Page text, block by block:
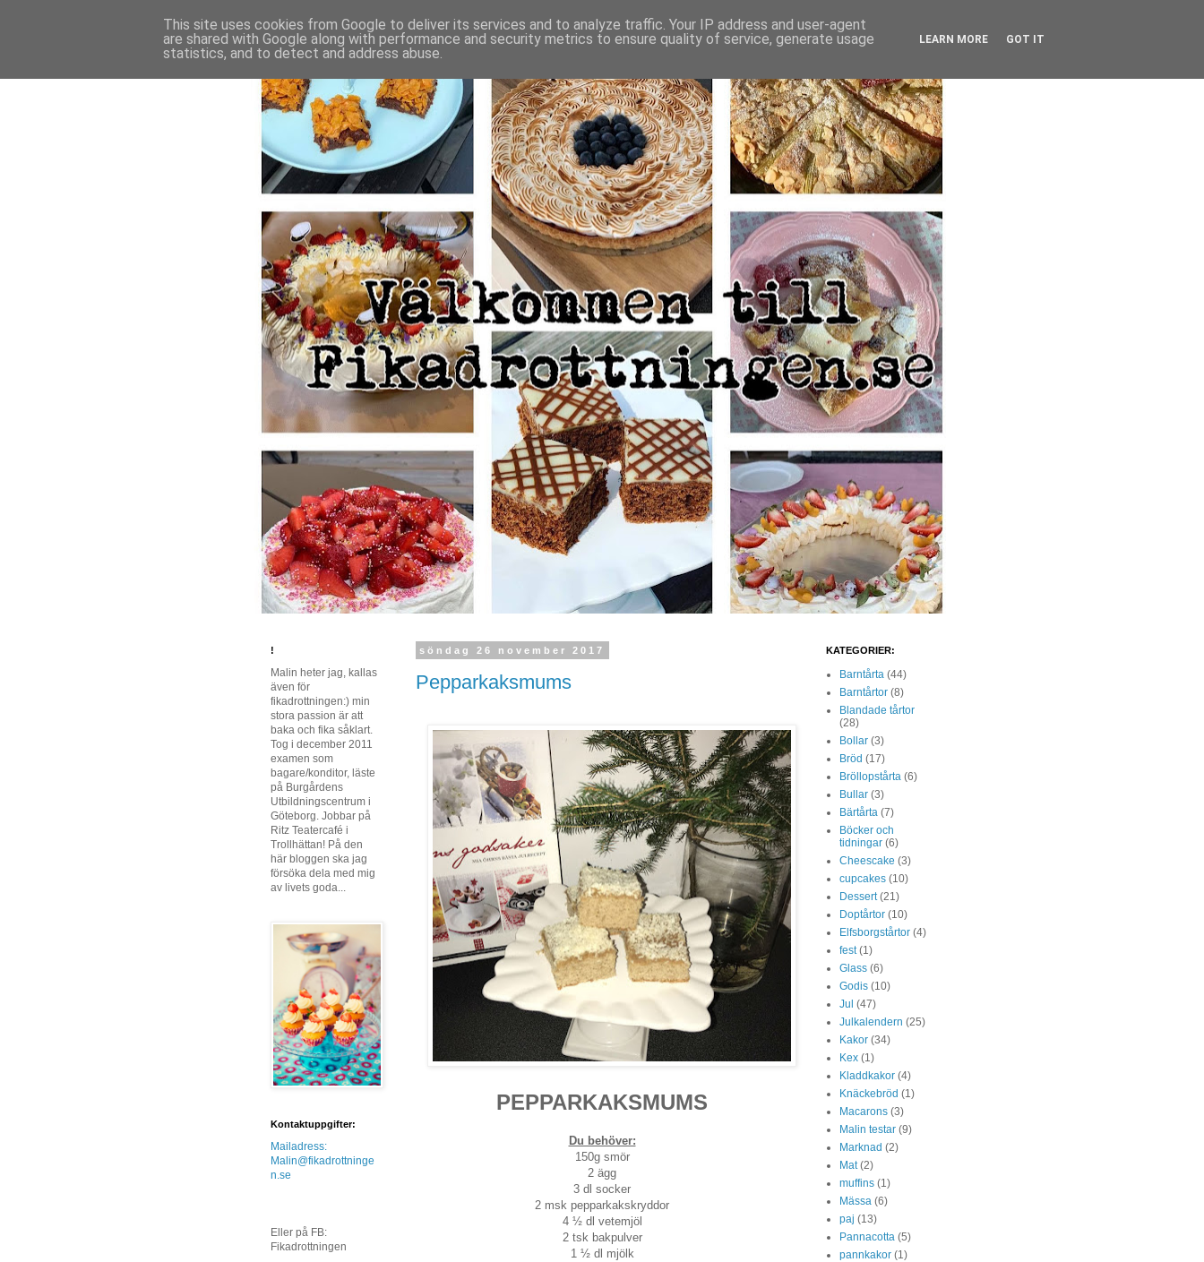
söndag 26 november 2017
Pepparkaksmums
PEPPARKAKSMUMS
Du behöver:
150g smör
2 ägg
3 dl socker
2 msk pepparkakskryddor
4 ½ dl vetemjöl
2 tsk bakpulver
1 ½ dl mjölk
!
Malin heter jag, kallas
även för
fikadrottningen:) min
stora passion är att
baka och fika såklart.
Tog i december 2011
examen som
bagare/konditor, läste
på Burgårdens
Utbildningscentrum i
Göteborg. Jobbar på
Ritz Teatercafé i
Trollhättan! På den
här bloggen ska jag
försöka dela med mig
av livets goda...
Kontaktuppgifter:
Mailadress:
Malin@fikadrottninge
n.se
Eller på FB:
Fikadrottningen
KATEGORIER:
Barntårta (44)
Barntårtor (8)
Blandade tårtor
(28)
Bollar (3)
Bröd (17)
Bröllopstårta (6)
Bullar (3)
Bärtårta (7)
Böcker och
tidningar (6)
Cheescake (3)
cupcakes (10)
Dessert (21)
Doptårtor (10)
Elfsborgstårtor (4)
fest (1)
Glass (6)
Godis (10)
Jul (47)
Julkalendern (25)
Kakor (34)
Kex (1)
Kladdkakor (4)
Knäckebröd (1)
Macarons (3)
Malin testar (9)
Marknad (2)
Mat (2)
muffins (1)
Mässa (6)
paj (13)
Pannacotta (5)
pannkakor (1)
This site uses cookies from Google to deliver its services and to analyze traffic. Your IP address and user-agent
are shared with Google along with performance and security metrics to ensure quality of service, generate usage
statistics, and to detect and address abuse.
LEARN MORE GOT IT